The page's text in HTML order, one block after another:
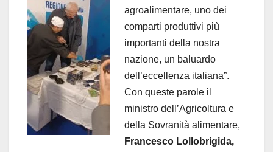
agroalimentare, uno dei
comparti produttivi più
importanti della nostra
nazione, un baluardo
dell’eccellenza italiana”.
Con queste parole il
ministro dell’Agricoltura e
della Sovranità alimentare,
Francesco Lollobrigida,